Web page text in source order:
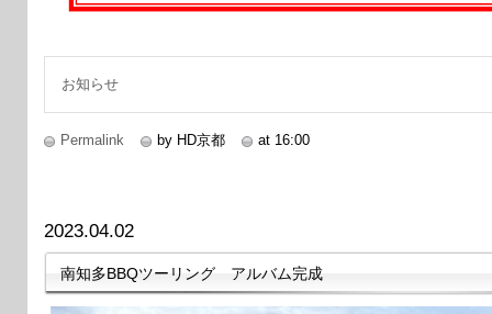
お知らせ
Permalink by HD京都 at 16:00
2023.04.02
南知多BBQツーリング アルバム完成